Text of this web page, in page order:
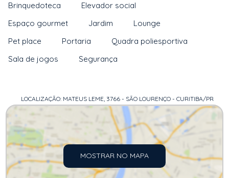
Brinquedoteca
Elevador social
Espaço gourmet
Jardim
Lounge
Pet place
Portaria
Quadra poliesportiva
Sala de jogos
Segurança
LOCALIZAÇÃO: MATEUS LEME, 3766 - SÃO LOURENÇO - CURITIBA/PR
MOSTRAR NO MAPA